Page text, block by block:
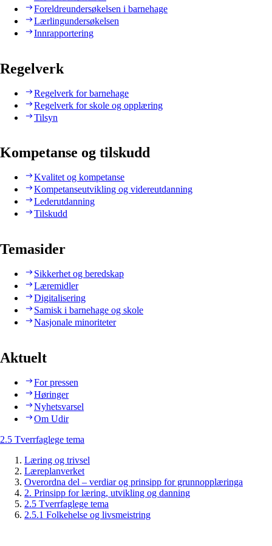
Foreldreundersøkelsen i barnehage
Lærlingundersøkelsen
Innrapportering
Regelverk
Regelverk for barnehage
Regelverk for skole og opplæring
Tilsyn
Kompetanse og tilskudd
Kvalitet og kompetanse
Kompetanseutvikling og videreutdanning
Lederutdanning
Tilskudd
Temasider
Sikkerhet og beredskap
Læremidler
Digitalisering
Samisk i barnehage og skole
Nasjonale minoriteter
Aktuelt
For pressen
Høringer
Nyhetsvarsel
Om Udir
2.5 Tverrfaglege tema
Læring og trivsel
Læreplanverket
Overordna del – verdiar og prinsipp for grunnopplæringa
2. Prinsipp for læring, utvikling og danning
2.5 Tverrfaglege tema
2.5.1 Folkehelse og livsmeistring